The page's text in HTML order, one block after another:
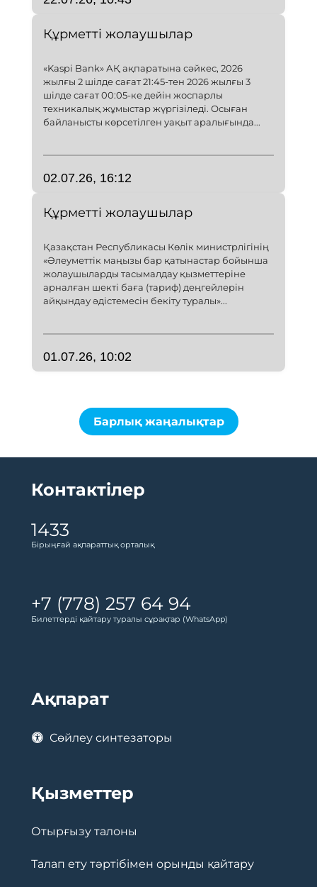
Құрметті жолаушылар
«Kaspi Bank» АҚ ақпаратына сәйкес, 2026
жылғы 2 шілде сағат 21:45-тен 2026 жылғы 3
шілде сағат 00:05-ке дейін жоспарлы
техникалық жұмыстар жүргізіледі. Осыған
байланысты көрсетілген уақыт аралығында...
02.07.26, 16:12
Құрметті жолаушылар
Қазақстан Республикасы Көлік министрлігінің
«Әлеуметтік маңызы бар қатынастар бойынша
жолаушыларды тасымалдау қызметтеріне
арналған шекті баға (тариф) деңгейлерін
айқындау әдістемесін бекіту туралы»...
01.07.26, 10:02
Барлық жаңалықтар
Контактілер
1433
Бірыңғай ақпараттық орталық
+7 (778) 257 64 94
Билеттерді қайтару туралы сұрақтар (WhatsApp)
Ақпарат
Сөйлеу синтезаторы
Қызметтер
Отырғызу талоны
Талап ету тәртібімен орынды қайтару